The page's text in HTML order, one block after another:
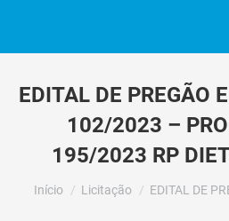
EDITAL DE PREGÃO
102/2023 –
195/2023 RP
Você está aqui:
Início Licitação EDITAL DE